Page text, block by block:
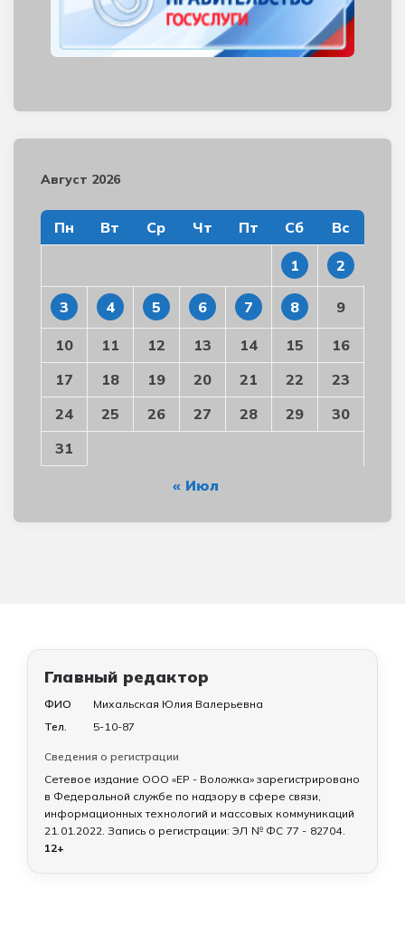
Август 2026
Пн Вт Ср Чт Пт Сб Вс
1 2
3 4 5 6 7 8 9
10 11 12 13 14 15
16
17
18 19 20 21 22
23
24
25 26 27 28 29
30
31
« Июл
Главный редактор
ФИО
Михальская Юлия Валерьевна
Тел.
5-10-87
Сведения о регистрации
Сетевое издание ООО «ЕР - Воложка» зарегистрировано
в Федеральной службе по надзору в сфере связи,
информационных технологий и массовых коммуникаций
21.01.2022. Запись о регистрации: ЭЛ № ФС 77 - 82704.
12+